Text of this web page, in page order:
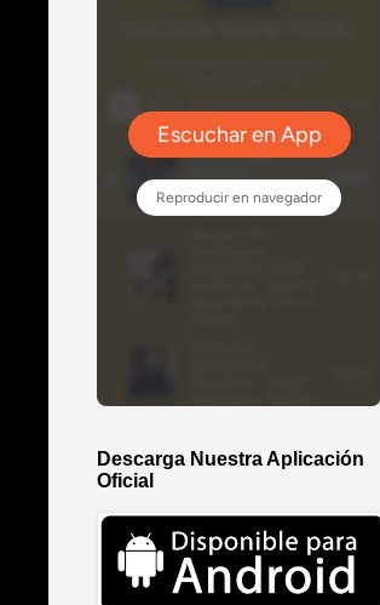
Descarga Nuestra Aplicación
Oficial